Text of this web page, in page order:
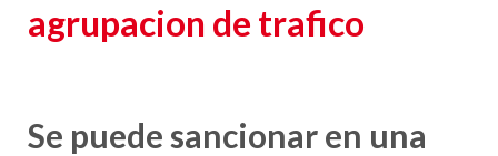
agrupacion de trafico
Se puede sancionar en una